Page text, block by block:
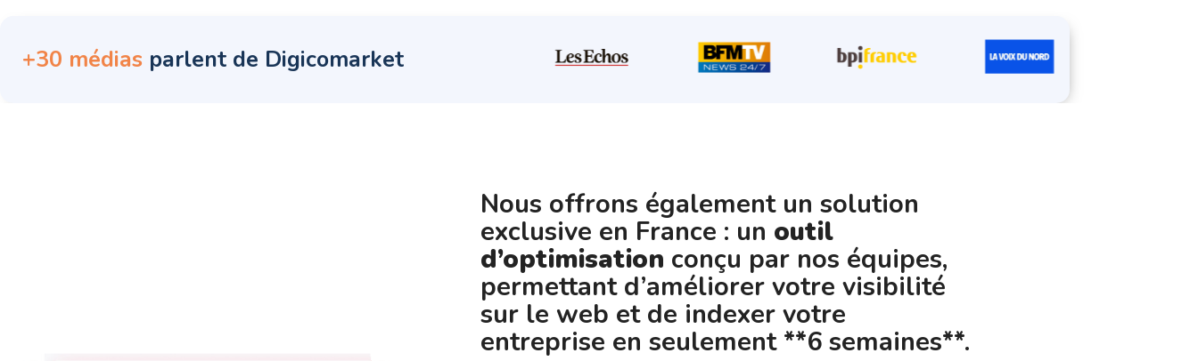
+30 médias parlent de Digicomarket
Nous offrons également un solution
exclusive en France : un outil
d’optimisation conçu par nos équipes,
permettant d’améliorer votre visibilité
sur le web et de indexer votre
entreprise en seulement **6 semaines**.